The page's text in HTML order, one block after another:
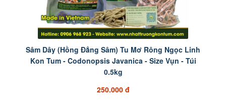
Sâm Dây (Hồng Đẳng Sâm) Tu Mơ Rông Ngọc Linh
Kon Tum - Codonopsis Javanica - Size Vụn - Túi
0.5kg
250.000 đ